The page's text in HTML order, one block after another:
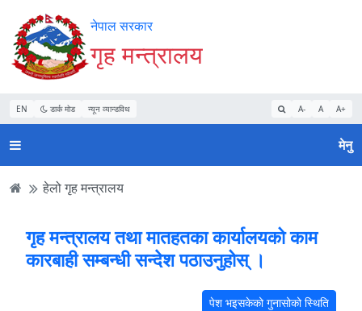
Accessibility
Mode
सुरु
गर्नुहोस्
सामाग्री
पढ्नुहाेस्
नेभिगेसन
पढ्नुहाेस्
वेबसाइट
खोजमा
जानुहोस्
नेपाल सरकार
गृह मन्त्रालय
EN डार्क मोड न्यून व्यान्डविथ A- A A+
मेनु
हेलो गृह मन्त्रालय
गृह मन्त्रालय तथा मातहतका कार्यालयको काम
कारबाही सम्बन्धी सन्देश पठाउनुहोस् ।
पेश भइसकेको गुनासोको स्थिति